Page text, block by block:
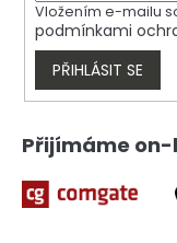
Vložením e-mailu
podmínkami
PŘIHLÁSIT SE
Přijímáme